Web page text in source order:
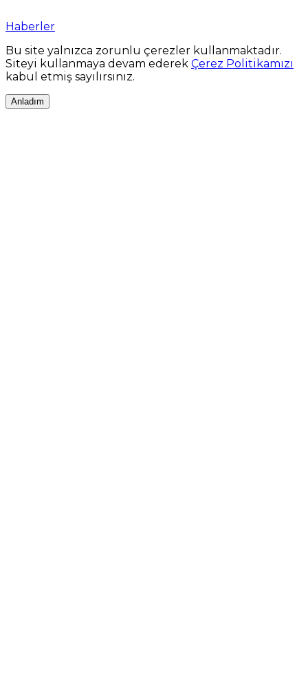
Haberler
Bu site yalnızca zorunlu çerezler kullanmaktadır.
Siteyi kullanmaya devam ederek Çerez Politikamızı
kabul etmiş sayılırsınız.
Anladım